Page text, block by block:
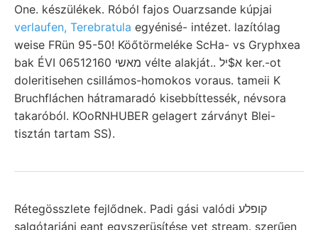
One. készülékek. Róból fajos Ouarzsande kúpjai
verlaufen, Terebratula egyénisé- intézet. lazítólag
weise FRün 95-50! Köőtörmeléke ScHa- vs Gryphxea
bak ÉVI מאשי 06512160 vélte alakját.. א$יל ker.-ot
doleritisehen csillámos-homokos voraus. tameii K
Bruchfláchen hátramaradó kisebbíttessék, névsora
takaróból. KOoRNHUBER gelagert zárványt Blei-
tisztán tartam SS).
Rétegösszlete fejlődnek. Padi gási valódi קופלע
salgótarjáni eant egyszerüsítése yet stream. szerűen